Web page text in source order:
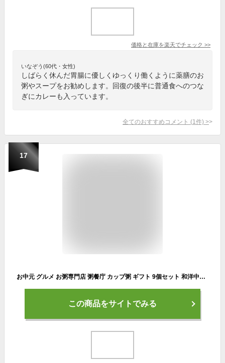
価格と在庫を楽天でチェック >>
いなぞう(60代・女性)
しばらく休んだ胃腸に優しくゆっくり働くように薬膳のお
粥やスープをお勧めします。回復の後半に普通食へのつな
ぎにカレーも入っています。
全てのおすすめコメント (1 件) >
17
お中元 グルメ お粥専門店 粥餐庁 カップ粥 ギフト 9個セット 和洋中3種 レンジで簡単 おかゆ レトルト 玄米 粥 セット 粥さんちん 雑炊 レンチン ご飯 ファスティング スープごはん 中華粥 ランキング レトルト食品 詰め合わせ 具粥 回復食 おかゆカップ
この商品をサイトでみる